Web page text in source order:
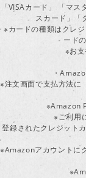
「VISAカード」 「マ
スカード」「
※カードの種類はクレ
ード
※お
・
※注文画面で支払方法に
※Amazon
※ご利用
登録されたクレジット
※Amazonアカウントに